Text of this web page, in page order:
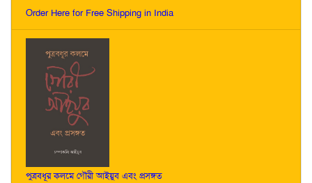
Order Here for Free Shipping in India
পুত্রবধূর কলমে গৌরী আইয়ুব এবং প্রসঙ্গত